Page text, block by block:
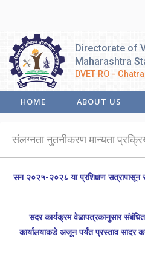
Directorate of
Maharashtra
DVET RO -
HOME ABOUT US
संलग्नता नुतनीकरण मान्यता
सन २०२५-२०२८ या प्रशिक्षण
सदर कार्यक्रम वेळापत्रकानुसार
कार्यालयाकडे अजून पर्यंत प्रस्ताव सादर